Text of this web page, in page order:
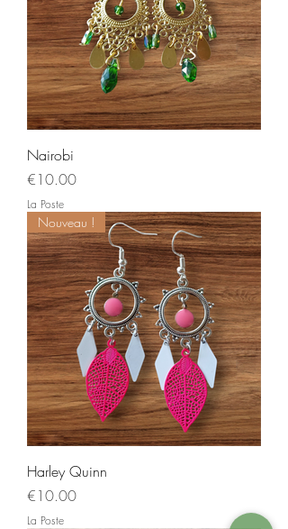
Nairobi
Price
€10.00
La Poste
Nouveau !
Harley Quinn
Price
€10.00
La Poste